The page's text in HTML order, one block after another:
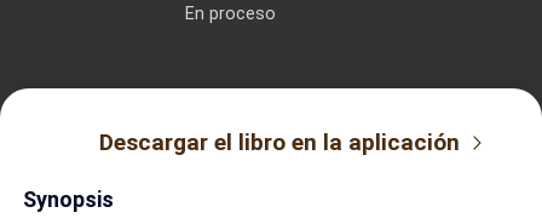
En proceso
Descargar el libro en la aplicación
Synopsis